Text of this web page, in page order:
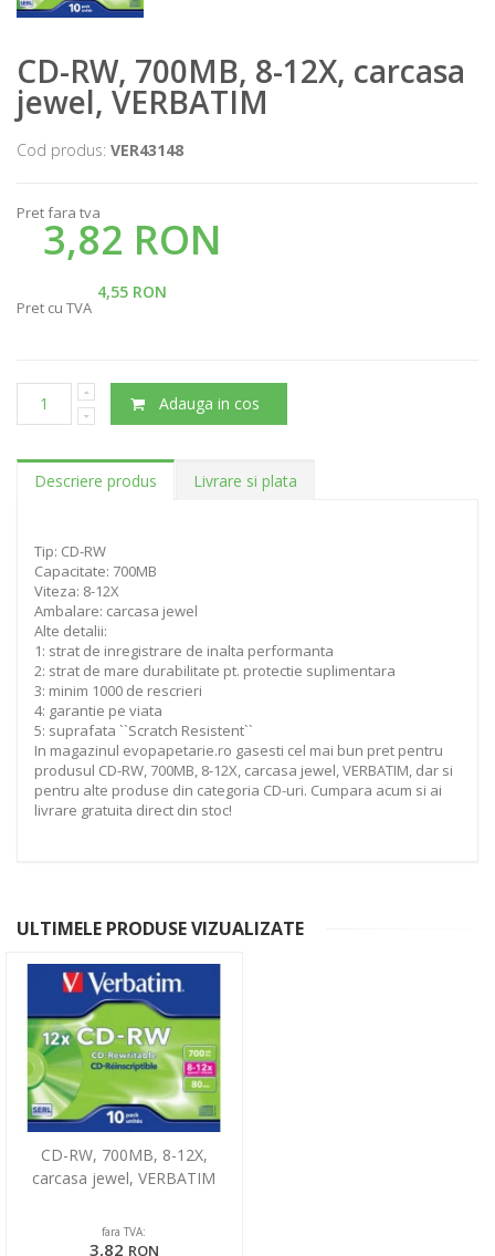
CD-RW, 700MB, 8-12X, carcasa
jewel, VERBATIM
Cod produs: VER43148
Pret fara tva
3,82 RON
4,55 RON
Pret cu TVA
Adauga in cos
Descriere produs Livrare si plata
Tip: CD-RW
Capacitate: 700MB
Viteza: 8-12X
Ambalare: carcasa jewel
Alte detalii:
1: strat de inregistrare de inalta performanta
2: strat de mare durabilitate pt. protectie suplimentara
3: minim 1000 de rescrieri
4: garantie pe viata
5: suprafata ``Scratch Resistent``
In magazinul evopapetarie.ro gasesti cel mai bun pret pentru
produsul CD-RW, 700MB, 8-12X, carcasa jewel, VERBATIM, dar si
pentru alte produse din categoria CD-uri. Cumpara acum si ai
livrare gratuita direct din stoc!
ULTIMELE PRODUSE VIZUALIZATE
CD-RW, 700MB, 8-12X,
carcasa jewel, VERBATIM
fara TVA:
3,82 RON